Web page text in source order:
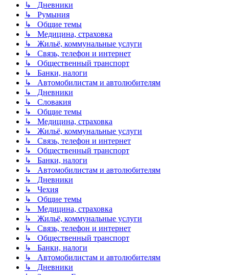
↳ Дневники
↳ Румыния
↳ Общие темы
↳ Медицина, страховка
↳ Жильё, коммунальные услуги
↳ Связь, телефон и интернет
↳ Общественный транспорт
↳ Банки, налоги
↳ Автомобилистам и автолюбителям
↳ Дневники
↳ Словакия
↳ Общие темы
↳ Медицина, страховка
↳ Жильё, коммунальные услуги
↳ Связь, телефон и интернет
↳ Общественный транспорт
↳ Банки, налоги
↳ Автомобилистам и автолюбителям
↳ Дневники
↳ Чехия
↳ Общие темы
↳ Медицина, страховка
↳ Жильё, коммунальные услуги
↳ Связь, телефон и интернет
↳ Общественный транспорт
↳ Банки, налоги
↳ Автомобилистам и автолюбителям
↳ Дневники